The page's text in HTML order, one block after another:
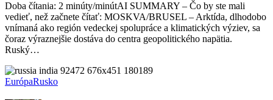
Moskva
hovorí
o
vojensko-
odpovedi
Doba čítania: 2 minúty/minútAI SUMMARY – Čo by ste mali
vedieť, než začnete čítať: MOSKVA/BRUSEL – Arktída, dlhodobo
vnímaná ako región vedeckej spolupráce a klimatických výziev, sa
čoraz výraznejšie dostáva do centra geopolitického napätia.
Ruský…
EurópaRusko